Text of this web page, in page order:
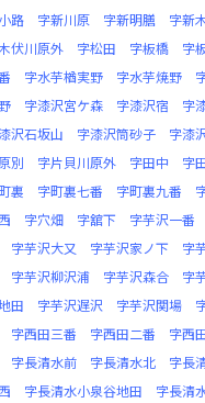
路 字新川原 字新明膳 字新
伏川原外 字松田 字板橋 字
字水芋楢実野 字水芋焼野
字漆沢宮ケ森 字漆沢宿 字
沢石坂山 字漆沢筒砂子 字漆
別 字片貝川原外 字田中 字
裏 字町裏七番 字町裏九番
字穴畑 字舘下 字芋沢一番
字芋沢大又 字芋沢家ノ下 字
字芋沢柳沢浦 字芋沢森合 字
田 字芋沢遅沢 字芋沢関場
字西田三番 字西田二番 字西
字長清水前 字長清水北 字長
字長清水小泉谷地田 字長清